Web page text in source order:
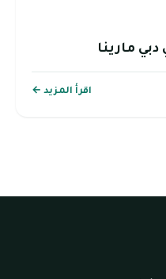
مارينا
اقرأ المزيد ←